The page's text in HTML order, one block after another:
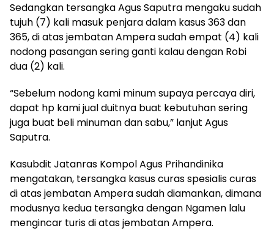
Sedangkan tersangka Agus Saputra mengaku sudah
tujuh (7) kali masuk penjara dalam kasus 363 dan
365, di atas jembatan Ampera sudah empat (4) kali
nodong pasangan sering ganti kalau dengan Robi
dua (2) kali.
“Sebelum nodong kami minum supaya percaya diri,
dapat hp kami jual duitnya buat kebutuhan sering
juga buat beli minuman dan sabu,” lanjut Agus
Saputra.
Kasubdit Jatanras Kompol Agus Prihandinika
mengatakan, tersangka kasus curas spesialis curas
di atas jembatan Ampera sudah diamankan, dimana
modusnya kedua tersangka dengan Ngamen lalu
mengincar turis di atas jembatan Ampera.